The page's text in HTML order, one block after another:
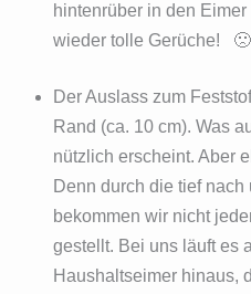
hintenrüber in den
wieder tolle Gerüche! 🙁
Der Auslass zum
Rand (ca. 10 cm). Was
nützlich erscheint. Aber
Denn durch die tief
bekommen wir nicht
gestellt. Bei uns läuft es
Haushaltseimer hinaus,